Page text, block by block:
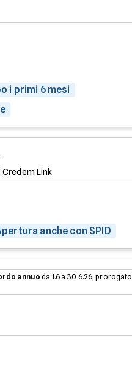
i primi 6 mesi
Link
anche con SPID
annuoda 1.6 a 30.6.26, prorogato